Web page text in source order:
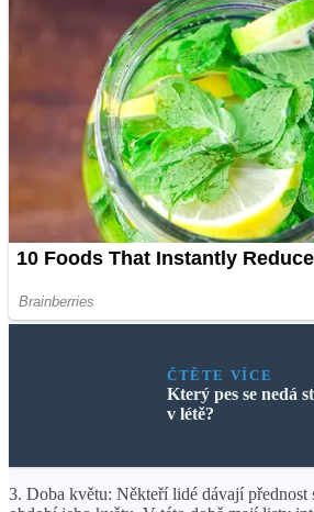
ČTĚTE VÍCE
Který pes se nedá
v létě?
3. Doba květu: Někteří lidé dávají přednost